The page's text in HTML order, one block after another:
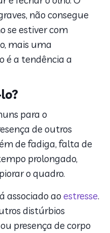
não consegue
se estiver com
mais uma
é a tendência a
para o
de outros
de fadiga, falta de
prolongado,
o quadro.
associado aoestresse.
distúrbios
presença de corpo